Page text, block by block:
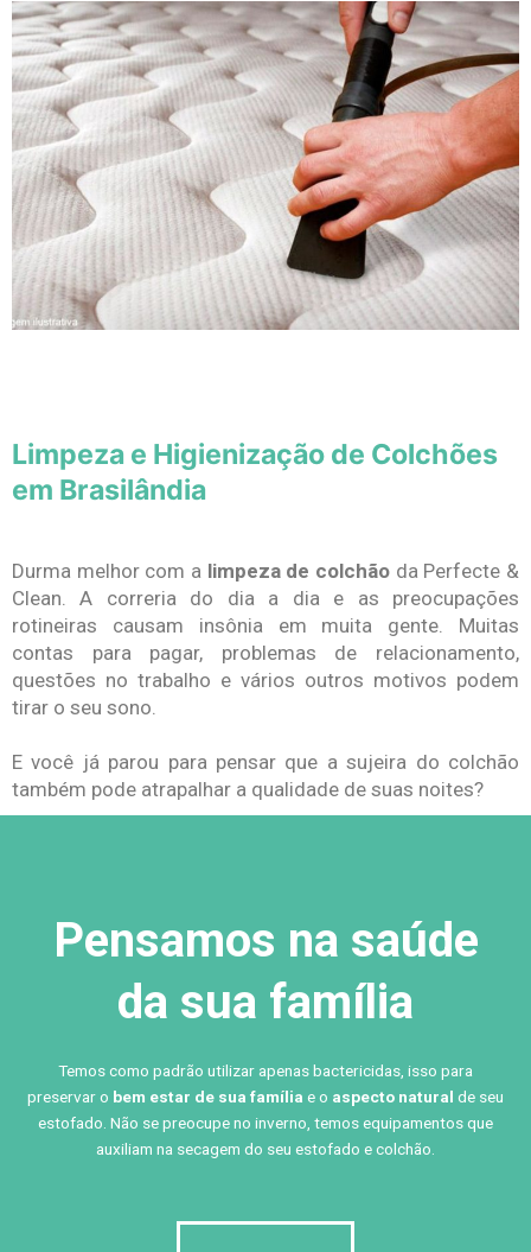
Limpeza e Higienização de Colchões
em Brasilândia
Durma melhor com a limpeza de colchão da Perfecte &
Clean. A correria do dia a dia e as preocupações
rotineiras causam insônia em muita gente. Muitas
contas para pagar, problemas de relacionamento,
questões no trabalho e vários outros motivos podem
tirar o seu sono.
E você já parou para pensar que a sujeira do colchão
também pode atrapalhar a qualidade de suas noites?
Pensamos na saúde
da sua família
Temos como padrão utilizar apenas bactericidas, isso para
preservar o bem estar de sua família e o aspecto natural de seu
estofado. Não se preocupe no inverno, temos equipamentos que
auxiliam na secagem do seu estofado e colchão.